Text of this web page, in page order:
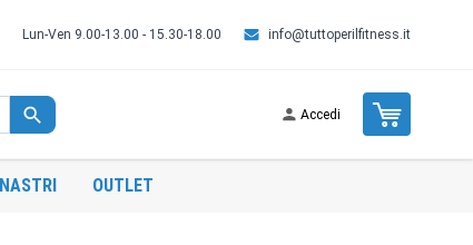
Lun-Ven 9.00-13.00 - 15.30-18.00 info@tuttoperilfitness.it
Accedi Cart
NASTRI OUTLET